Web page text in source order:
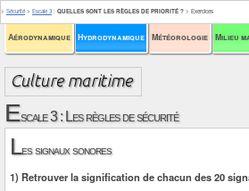
Aérodynamique Hydrodynamique Météorologie Milieu
> Sécurité > Escale 3 : QUELLES SONT LES RÈGLES DE PRIORITÉ ? > Exercices
Escale 3 : Les règles de sécurité
Les signaux sonores
1) Retrouver la signification de chacun des 20